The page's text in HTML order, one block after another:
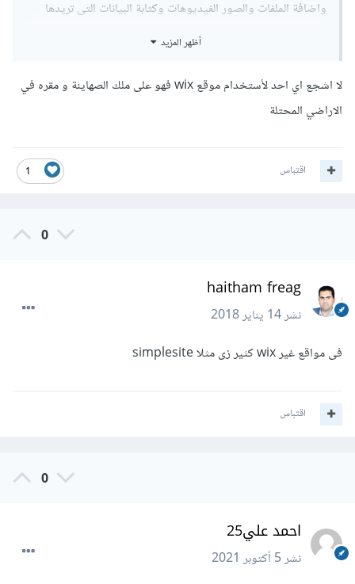
واضافة الملفات والصور الفيديوهات وكتابة البيانات التى تريدها
هذا لا يكلفك أى شيئ ولكن لو أردت موقع بدومين خاص بك
أظهر المزيد
لا اشجع اي احد لأستخدام موقع wix فهو على ملك الصهاينة و مقره في
الاراضي المحتلة
1 اقتباس
0
haitham freag
نشر14 يناير 2018
فى مواقع غير wix كثير زى مثلا simplesite
اقتباس
0
احمد علي25
نشر5 أكتوبر 2021